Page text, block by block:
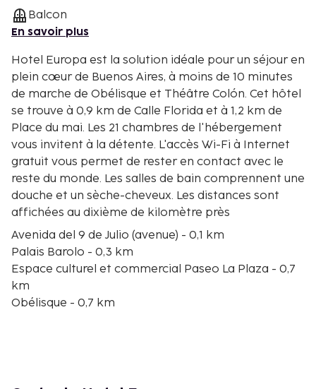
Balcon
En savoir plus
Hotel Europa est la solution idéale pour un séjour en
plein cœur de Buenos Aires, à moins de 10 minutes
de marche de Obélisque et Théâtre Colón. Cet hôtel
se trouve à 0,9 km de Calle Florida et à 1,2 km de
Place du mai. Les 21 chambres de l'hébergement
vous invitent à la détente. L'accès Wi-Fi à Internet
gratuit vous permet de rester en contact avec le
reste du monde. Les salles de bain comprennent une
douche et un sèche-cheveux. Les distances sont
affichées au dixième de kilomètre près
Avenida del 9 de Julio (avenue) - 0,1 km
Palais Barolo - 0,3 km
Espace culturel et commercial Paseo La Plaza - 0,7
km
Obélisque - 0,7 km